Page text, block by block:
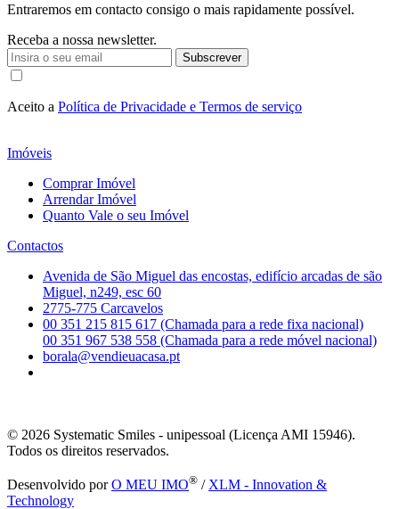
Entraremos em contacto consigo o mais rapidamente possível.
Receba a nossa newsletter.
Subscrever
Aceito a Política de Privacidade e Termos de serviço
Imóveis
Comprar Imóvel
Arrendar Imóvel
Quanto Vale o seu Imóvel
Contactos
Avenida de São Miguel das encostas, edifício arcadas de são
Miguel, n249, esc 60
2775-775 Carcavelos
00 351 215 815 617 (Chamada para a rede fixa nacional)
00 351 967 538 558 (Chamada para a rede móvel nacional)
borala@vendieuacasa.pt
© 2026 Systematic Smiles - unipessoal (Licença AMI 15946).
Todos os direitos reservados.
Desenvolvido porO MEU IMO® / XLM - Innovation &
Technology